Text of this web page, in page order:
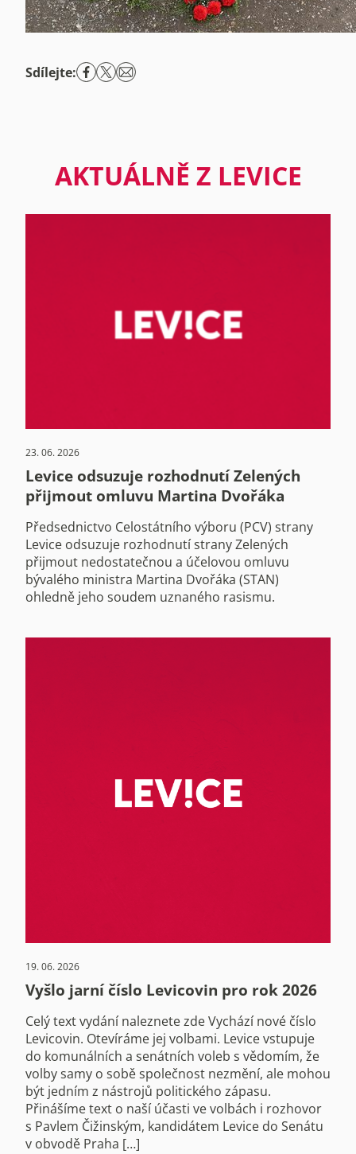
Sdílejte:
AKTUÁLNĚ Z LEVICE
23. 06. 2026
Levice odsuzuje rozhodnutí Zelených
přijmout omluvu Martina Dvořáka
Předsednictvo Celostátního výboru (PCV) strany
Levice odsuzuje rozhodnutí strany Zelených
přijmout nedostatečnou a účelovou omluvu
bývalého ministra Martina Dvořáka (STAN)
ohledně jeho soudem uznaného rasismu.
19. 06. 2026
Vyšlo jarní číslo Levicovin pro rok 2026
Celý text vydání naleznete zde Vychází nové číslo
Levicovin. Otevíráme jej volbami. Levice vstupuje
do komunálních a senátních voleb s vědomím, že
volby samy o sobě společnost nezmění, ale mohou
být jedním z nástrojů politického zápasu.
Přinášíme text o naší účasti ve volbách i rozhovor
s Pavlem Čižinským, kandidátem Levice do Senátu
v obvodě Praha […]